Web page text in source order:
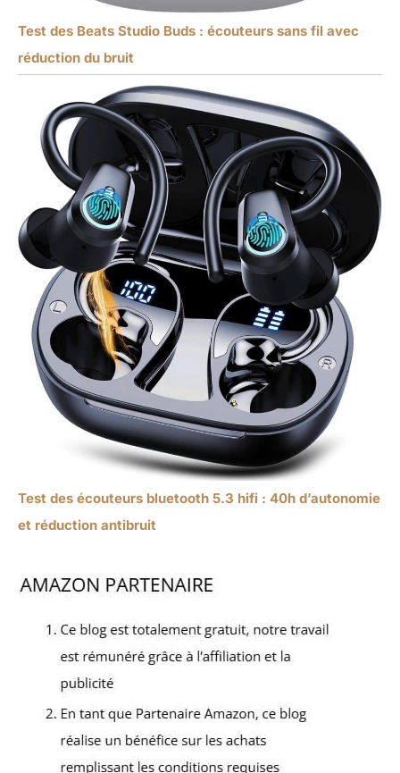
Test des Beats Studio Buds : écouteurs sans fil avec
réduction du bruit
Test des écouteurs bluetooth 5.3 hifi : 40h d’autonomie
et réduction antibruit